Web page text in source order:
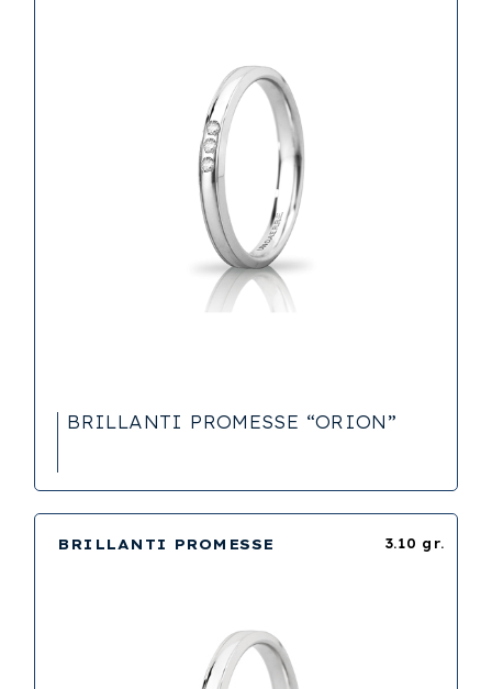
BRILLANTI PROMESSE “ORION”
3.10 gr.
BRILLANTI PROMESSE